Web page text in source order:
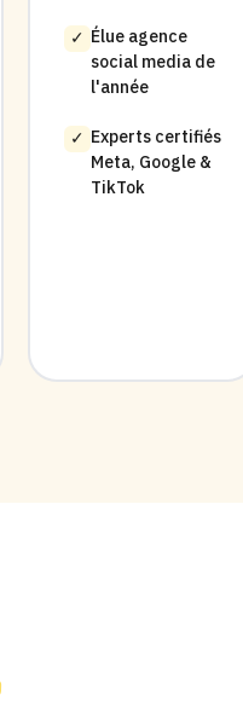
✓ Élue agence
social media de
l'année
✓ Experts certifiés
Meta, Google &
TikTok